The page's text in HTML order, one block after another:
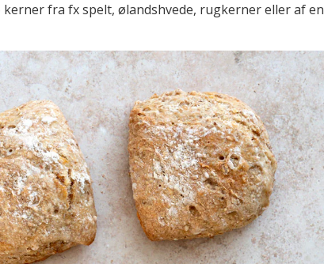
fra fx spelt, ølandshvede, rugkerner eller af en